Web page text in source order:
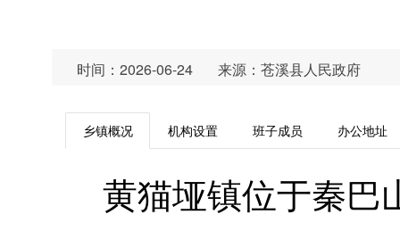
时间：2026-06-24 来源：苍溪县人民政府
乡镇概况 机构设置 班子成员 办公地址
黄猫垭镇位于秦巴